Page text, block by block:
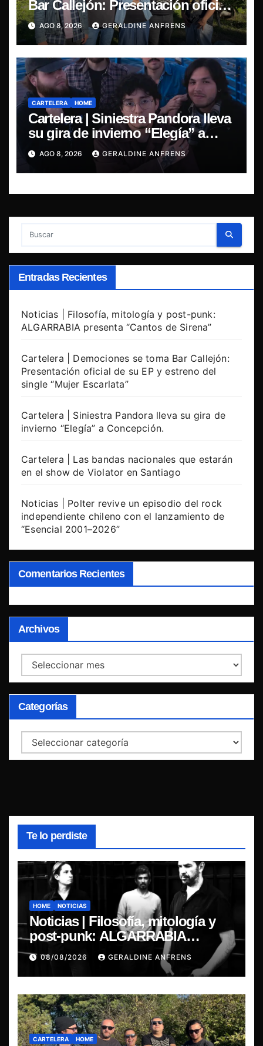
Bar Callejón: Presentación oficial
de su EP y estreno del single
“Mujer Escarlata”
AGO 8, 2026 GERALDINE ANFRENS
CARTELERA HOME
Cartelera | Siniestra Pandora lleva
su gira de invierno “Elegía” a
Concepción.
AGO 8, 2026 GERALDINE ANFRENS
Entradas Recientes
Noticias | Filosofía, mitología y post-punk:
ALGARRABIA presenta “Cantos de Sirena”
Cartelera | Demociones se toma Bar Callejón:
Presentación oficial de su EP y estreno del
single “Mujer Escarlata”
Cartelera | Siniestra Pandora lleva su gira de
invierno “Elegía” a Concepción.
Cartelera | Las bandas nacionales que estarán
en el show de Violator en Santiago
Noticias | Polter revive un episodio del rock
independiente chileno con el lanzamiento de
“Esencial 2001–2026”
Comentarios Recientes
Archivos
Archivos
Categorías
Categorías
Te lo perdiste
HOME NOTICIAS
Noticias | Filosofía, mitología y
post-punk: ALGARRABIA
presenta “Cantos de Sirena”
08/08/2026 GERALDINE ANFRENS
CARTELERA HOME